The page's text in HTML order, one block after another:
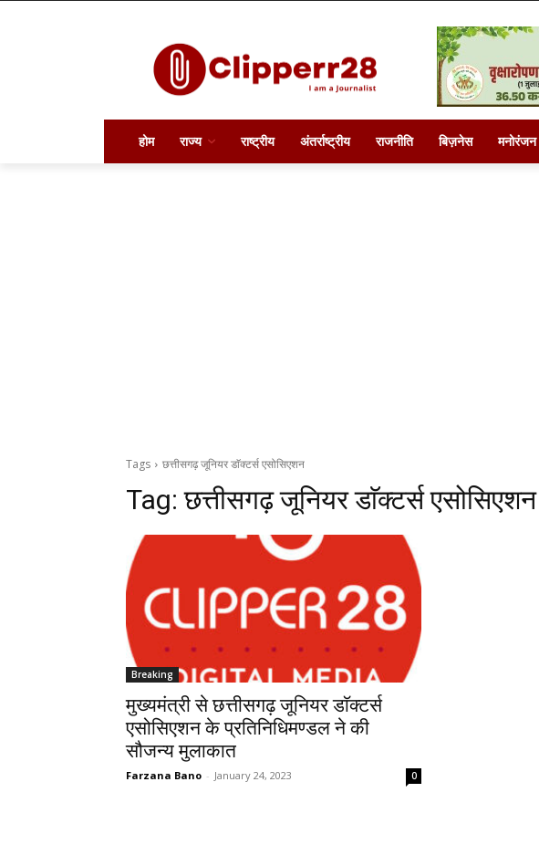
होम राज्य राष्ट्रीय अंतर्राष्ट्रीय राजनीति बिज़नेस मनोरंजन
Tags छत्तीसगढ़ जूनियर डाॅक्टर्स एसोसिएशन
Tag:छत्तीसगढ़ जूनियर डाॅक्टर्स एसोसिएशन
Breaking
मुख्यमंत्री से छत्तीसगढ़ जूनियर डाॅक्टर्स
एसोसिएशन के प्रतिनिधिमण्डल ने की
सौजन्य मुलाकात
Farzana Bano - January 24, 2023 0